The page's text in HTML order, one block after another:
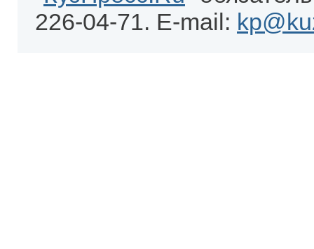
226-04-71. E-mail: